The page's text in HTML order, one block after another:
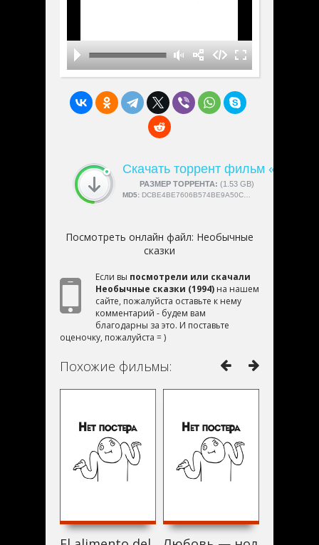
Скачать торрент фильм
РАЗМЕР ТОРРЕНТА: (1.53 GB)
СКАЧАЛИ:4189
MD5: DCBE4BE7606B574BE9A50C64FFBE5254
Посмотреть онлайн файл: Необычные
сказки
Если вы посмотрели или скачали
Необычные сказки (1994) на нашем
сайте, пожалуйста оставьте к нему
комментарий - будем вам
благодарны за это. И поставьте
оценочку, пожалуйста = )
Похожие фильмы: